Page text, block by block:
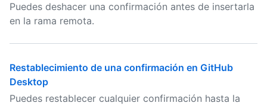
Puedes deshacer una confirmación antes de insertarla
en la rama remota.
Restablecimiento de una confirmación en GitHub
Desktop
Puedes restablecer cualquier confirmación hasta la